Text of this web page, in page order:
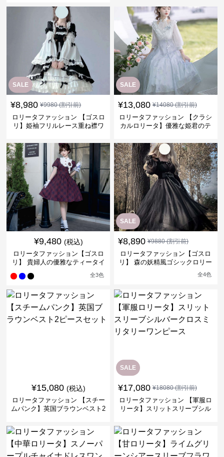
SALE
¥8,980 ¥9980(割引前)
ロリータファッション 【ゴスロ
リ】姫袖フリルレース重ね襟ワ
SALE
¥13,080 ¥14080(割引前)
ロリータファッション 【クラシ
カルロリータ】優雅な姫君のテ
¥9,480 (税込)
ロリータファッション【ゴスロ
リ】 貴婦人の優雅なティータイ
全3色
SALE
¥8,890 ¥9880(割引前)
ロリータファッション【ゴスロ
リ】 森の妖精風ゴシックロリー
全4色
¥15,080 (税込)
ロリータファッション 【スチー
ムパンク】英国ブラウンベスト2
SALE
¥17,080 ¥18080(割引前)
ロリータファッション 【軍服ロ
リータ】スリットスリーブシル